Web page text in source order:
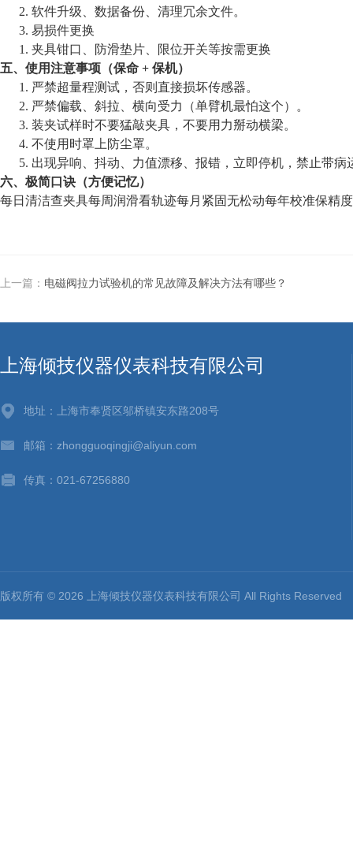
2. 软件升级、数据备份、清理冗余文件。
3. 易损件更换
1. 夹具钳口、防滑垫片、限位开关等按需更换
五、使用注意事项（保命 + 保机）
1. 严禁超量程测试，否则直接损坏传感器。
2. 严禁偏载、斜拉、横向受力（单臂机最怕这个）。
3. 装夹试样时不要猛敲夹具，不要用力掰动横梁。
4. 不使用时罩上防尘罩。
5. 出现异响、抖动、力值漂移、报错，立即停机，禁止带病
六、极简口诀（方便记忆）
每日清洁查夹具每周润滑看轨迹每月紧固无松动每年校准保精度
上一篇： 电磁阀拉力试验机的常见故障及解决方法有哪些？
上海倾技仪器仪表科技有限公司
地址：上海市奉贤区邬桥镇安东路208号
邮箱：zhongguoqingji@aliyun.com
传真：021-67256880
版权所有 © 2026 上海倾技仪器仪表科技有限公司 All Rights